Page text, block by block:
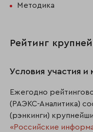
Методика
Рейтинг
Условия участия и
Ежегодно
(РАЭКС-Аналитика)
(рэнкинги)
«Российские